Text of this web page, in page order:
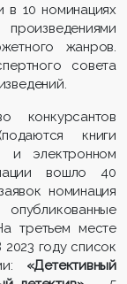
в 10 номинациях
жанров.
совета
конкурсантов
книги
и электронном
вошло 40
номинация
третьем месте
году список
«Детективный